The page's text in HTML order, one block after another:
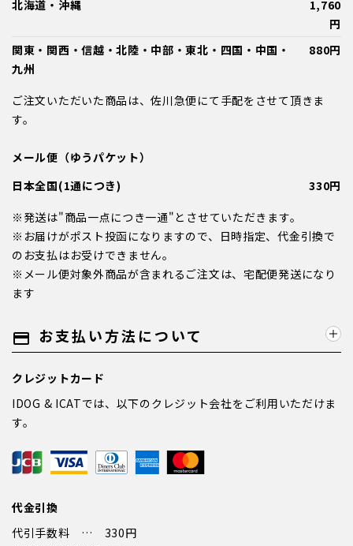
北海道・沖縄
1,760
円
関東・関西・信越・北陸・中部・東北・四国・中国・
九州
880円
ご注文いただいた商品は、佐川急便にて手配をさせて頂きま
す。
メール便（ゆうパケット）
日本全国(1通につき)
330円
※発送は"商品一点につき一通"とさせていただきます。
※お届けがポスト投函になりますので、日時指定、代金引換で
のお支払はお受けできません。
※メール便対象外商品が含まれるご注文は、宅配便発送になり
ます
payment お支払い方法について
クレジットカード
IDOG & ICATでは、以下のクレジット会社をご利用いただけま
す。
代金引換
代引手数料 … 330円